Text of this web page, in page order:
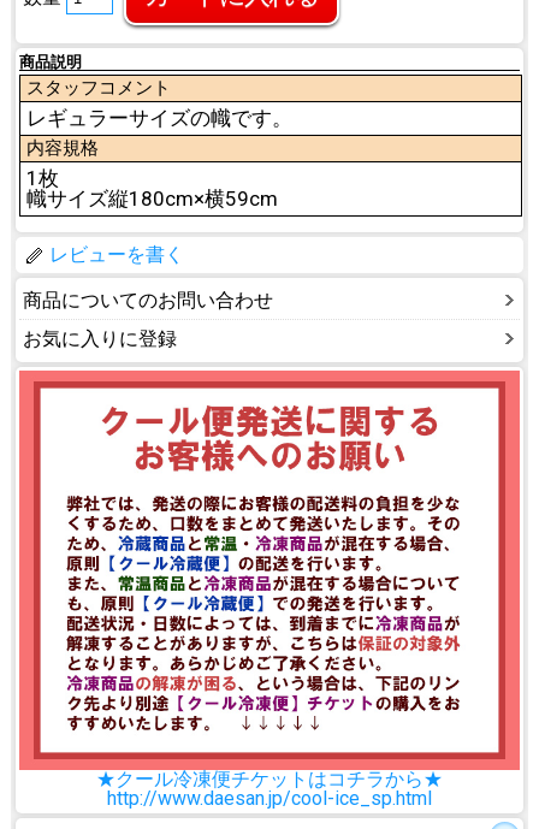
商品説明
スタッフコメント
レギュラーサイズの幟です。
内容規格
1枚
幟サイズ縦180cm×横59cm
レビューを書く
商品についてのお問い合わせ
お気に入りに登録
★クール冷凍便チケットはコチラから★
http://www.daesan.jp/cool-ice_sp.html